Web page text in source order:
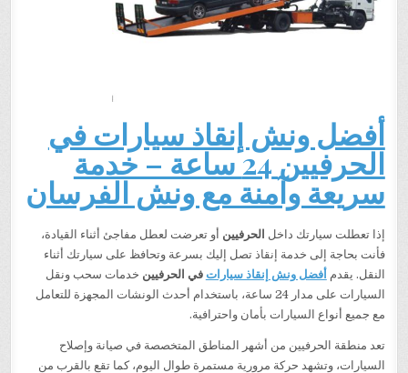
أفضل ونش إنقاذ سيارات في
الحرفيين 24 ساعة – خدمة
سريعة وآمنة مع ونش الفرسان
إذا تعطلت سيارتك داخل الحرفيين أو تعرضت لعطل مفاجئ أثناء القيادة،
فأنت بحاجة إلى خدمة إنقاذ تصل إليك بسرعة وتحافظ على سيارتك أثناء
النقل. يقدمأفضل ونش إنقاذ سيارات في الحرفيين خدمات سحب ونقل
السيارات على مدار 24 ساعة، باستخدام أحدث الونشات المجهزة للتعامل
مع جميع أنواع السيارات بأمان واحترافية.
تعد منطقة الحرفيين من أشهر المناطق المتخصصة في صيانة وإصلاح
السيارات، وتشهد حركة مرورية مستمرة طوال اليوم، كما تقع بالقرب من